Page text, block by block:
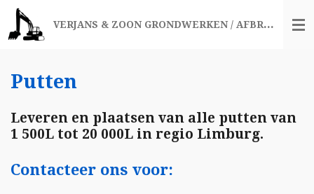
Ga
direct
naar
hoofdinhoud
VERJANS & ZOON GRONDWERKEN / AFBRAAKWERKEN
Putten
Leveren en plaatsen van alle putten van
1 500L tot 20 000L in regio Limburg.
Contacteer ons voor: